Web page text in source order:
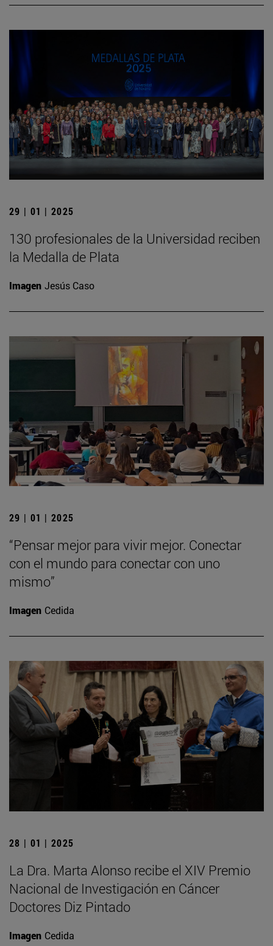
29 | 01 | 2025
130 profesionales de la Universidad reciben
la Medalla de Plata
Imagen Jesús Caso
29 | 01 | 2025
“Pensar mejor para vivir mejor. Conectar
con el mundo para conectar con uno
mismo”
Imagen Cedida
28 | 01 | 2025
La Dra. Marta Alonso recibe el XIV Premio
Nacional de Investigación en Cáncer
Doctores Diz Pintado
Imagen Cedida